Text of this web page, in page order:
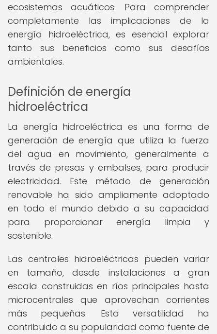
ecosistemas acuáticos. Para comprender
completamente las implicaciones de la
energía hidroeléctrica, es esencial explorar
tanto sus beneficios como sus desafíos
ambientales.
Definición de energía
hidroeléctrica
La energía hidroeléctrica es una forma de
generación de energía que utiliza la fuerza
del agua en movimiento, generalmente a
través de presas y embalses, para producir
electricidad. Este método de generación
renovable ha sido ampliamente adoptado
en todo el mundo debido a su capacidad
para proporcionar energía limpia y
sostenible.
Las centrales hidroeléctricas pueden variar
en tamaño, desde instalaciones a gran
escala construidas en ríos principales hasta
microcentrales que aprovechan corrientes
más pequeñas. Esta versatilidad ha
contribuido a su popularidad como fuente de